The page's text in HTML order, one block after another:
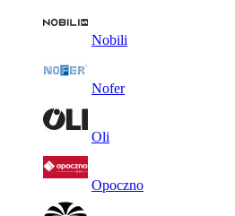
Nobili
Nofer
Oli
Opoczno